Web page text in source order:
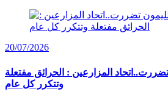
20/07/2026
المزارعين : الحرائق مفتعلة
وتتكرر كل عام